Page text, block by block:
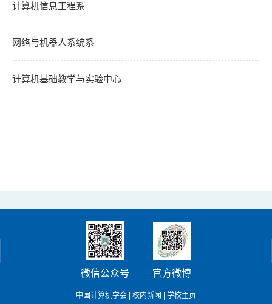
计算机信息工程系
网络与机器人系统系
计算机基础教学与实验中心
微信公众号 官方微博
中国计算机学会 校内新闻 学校主页